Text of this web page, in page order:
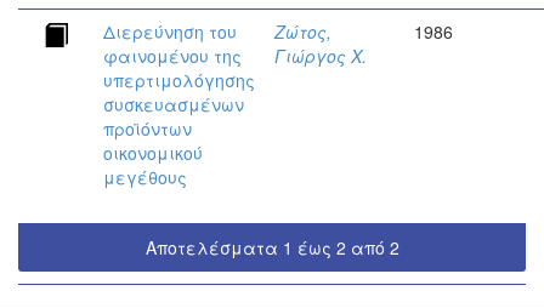
Διερεύνηση του
φαινομένου της
υπερτιμολόγησης
συσκευασμένων
προϊόντων
οικονομικού
μεγέθους
Ζώτος,
Γιώργος Χ.
1986
Αποτελέσματα 1 έως 2 από 2